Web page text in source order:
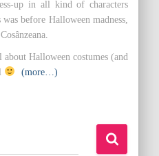
up in all kind of characters
before Halloween madness,
Halloween costumes (and
(more…)